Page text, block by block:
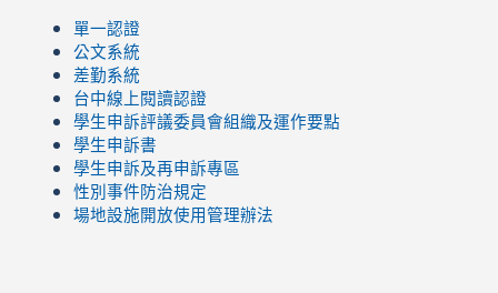
單一認證
公文系統
差勤系統
台中線上閱讀認證
學生申訴評議委員會組織及運作要點
學生申訴書
學生申訴及再申訴專區
性別事件防治規定
場地設施開放使用管理辦法